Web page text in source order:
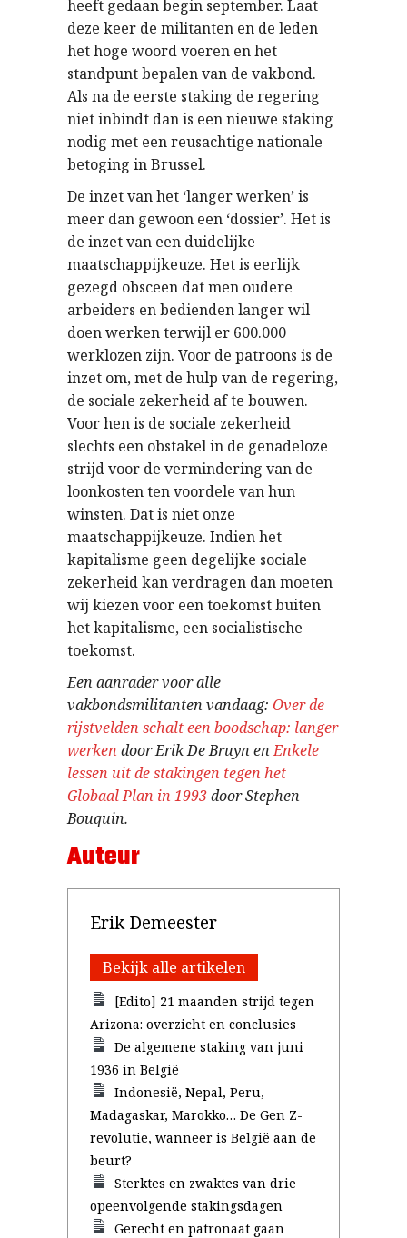
heeft gedaan begin september. Laat
deze keer de militanten en de leden
het hoge woord voeren en het
standpunt bepalen van de vakbond.
Als na de eerste staking de regering
niet inbindt dan is een nieuwe staking
nodig met een reusachtige nationale
betoging in Brussel.
De inzet van het ‘langer werken’ is
meer dan gewoon een ‘dossier’. Het is
de inzet van een duidelijke
maatschappijkeuze. Het is eerlijk
gezegd obsceen dat men oudere
arbeiders en bedienden langer wil
doen werken terwijl er 600.000
werklozen zijn. Voor de patroons is de
inzet om, met de hulp van de regering,
de sociale zekerheid af te bouwen.
Voor hen is de sociale zekerheid
slechts een obstakel in de genadeloze
strijd voor de vermindering van de
loonkosten ten voordele van hun
winsten. Dat is niet onze
maatschappijkeuze. Indien het
kapitalisme geen degelijke sociale
zekerheid kan verdragen dan moeten
wij kiezen voor een toekomst buiten
het kapitalisme, een socialistische
toekomst.
Een aanrader voor alle
vakbondsmilitanten vandaag: Over de
rijstvelden schalt een boodschap: langer
werken door Erik De Bruyn enEnkele
lessen uit de stakingen tegen het
Globaal Plan in 1993door Stephen
Bouquin.
Auteur
Erik Demeester
Bekijk alle artikelen
[Edito] 21 maanden strijd tegen
Arizona: overzicht en conclusies
De algemene staking van juni
1936 in België
Indonesië, Nepal, Peru,
Madagaskar, Marokko… De Gen Z-
revolutie, wanneer is België aan de
beurt?
Sterktes en zwaktes van drie
opeenvolgende stakingsdagen
Gerecht en patronaat gaan